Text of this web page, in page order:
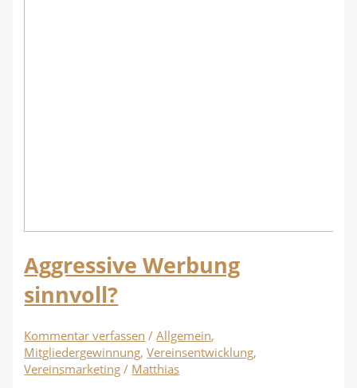
Aggressive Werbung
sinnvoll?
Kommentar verfassen /Allgemein,
Mitgliedergewinnung,Vereinsentwicklung,
Vereinsmarketing / Matthias